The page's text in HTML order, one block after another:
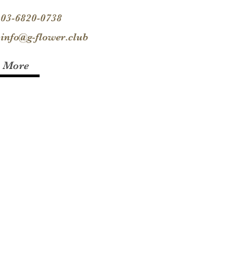
03-6820-0738
info@g-flower.club
More